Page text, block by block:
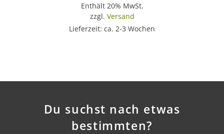
Enthält 20% MwSt.
zzgl. Versand
Lieferzeit: ca. 2-3 Wochen
Du suchst nach etwas
bestimmten?